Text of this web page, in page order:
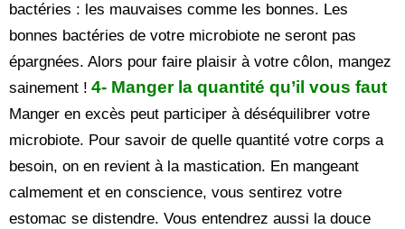
bactéries : les mauvaises comme les bonnes. Les
bonnes bactéries de votre microbiote ne seront pas
épargnées. Alors pour faire plaisir à votre côlon, mangez
sainement ! 4- Manger la quantité qu’il vous faut
Manger en excès peut participer à déséquilibrer votre
microbiote. Pour savoir de quelle quantité votre corps a
besoin, on en revient à la mastication. En mangeant
calmement et en conscience, vous sentirez votre
estomac se distendre. Vous entendrez aussi la douce